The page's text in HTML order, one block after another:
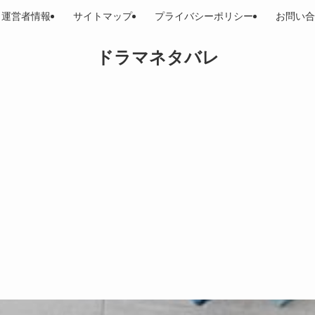
ドラマネタバレ
運営者情報 サイトマップ プライバシーポリシー お問い